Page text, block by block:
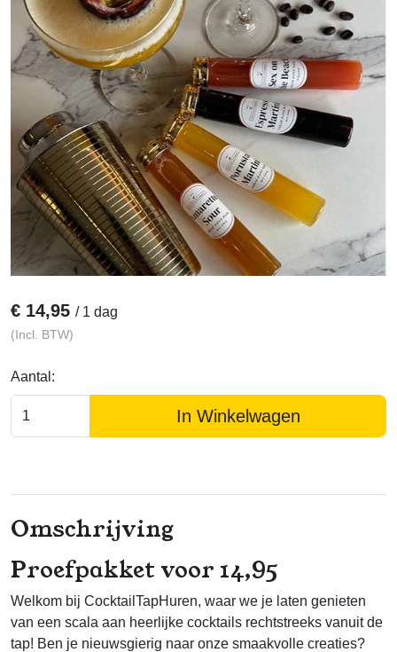
€ 14,95 /1 dag
(Incl. BTW)
Aantal:
In Winkelwagen
Omschrijving
Proefpakket voor 14,95
Welkom bij CocktailTapHuren, waar we je laten genieten
van een scala aan heerlijke cocktails rechtstreeks vanuit de
tap! Ben je nieuwsgierig naar onze smaakvolle creaties?